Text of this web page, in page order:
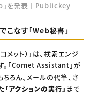
」を発表｜Publickey
なす「Web秘書」
ット）」は、検索エンジ
。「Comet Assistant」が
ろん、メールの代筆、さ
「アクションの実行」 まで